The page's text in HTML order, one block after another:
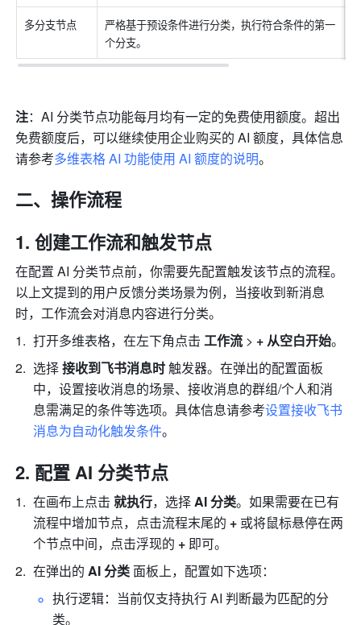
多分支节点
严格基于预设条件进行分类，执行符合条件的第一
个分支。
注：AI 分类节点功能每月均有一定的免费使用额度。超出
免费额度后，可以继续使用企业购买的 AI 额度，具体信息
请参考多维表格 AI 功能使用 AI 额度的说明。
二、操作流程
创建工作流和触发节点
在配置 AI 分类节点前，你需要先配置触发该节点的流程。
以上文提到的用户反馈分类场景为例，当接收到新消息
时，工作流会对消息内容进行分类。
打开多维表格，在左下角点击 工作流 > + 从空白开始。
选择 接收到飞书消息时 触发器。在弹出的配置面板
中，设置接收消息的场景、接收消息的群组/个人和消
息需满足的条件等选项。具体信息请参考设置接收飞书
消息为自动化触发条件。
配置 AI 分类节点
在画布上点击 就执行，选择 AI 分类。如果需要在已有
流程中增加节点，点击流程末尾的 + 或将鼠标悬停在两
个节点中间，点击浮现的 + 即可。
在弹出的 AI 分类 面板上，配置如下选项：
执行逻辑：当前仅支持执行 AI 判断最为匹配的分
类。